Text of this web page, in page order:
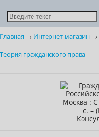
Главная → Интернет-магазин →
Теория гражданского права